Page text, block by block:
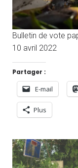
Bulletin de vote
10 avril 2022
Partager :
E-mail
Plus